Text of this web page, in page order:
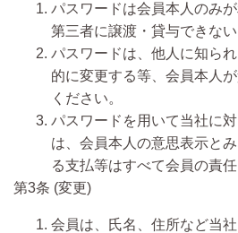
パスワードは会員本人のみ
第三者に譲渡・貸与できない
パスワードは、他人に知ら
的に変更する等、会員本人
ください。
パスワードを用いて当社に
は、会員本人の意思表示と
る支払等はすべて会員の責任
第3条 (変更)
会員は、氏名、住所など当